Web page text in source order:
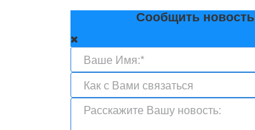
Сообщить новость